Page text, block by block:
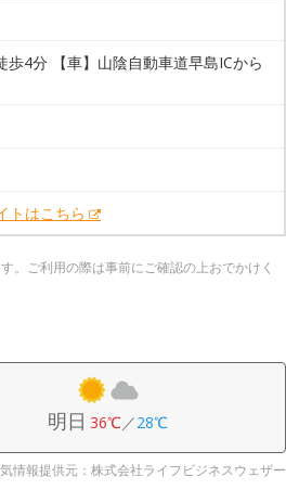
歩4分 【車】山陰自動車道早島ICから
トはこちら
。ご利用の際は事前にご確認の上おでかけく
明日 36℃／28℃
情報提供元：株式会社ライフビジネスウェザー